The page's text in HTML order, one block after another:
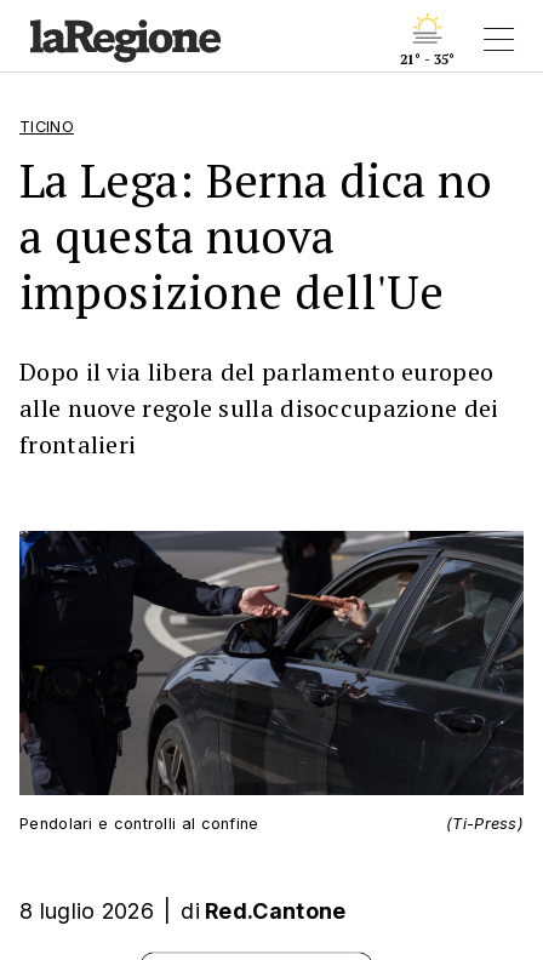
21° - 35°
TICINO
La Lega: Berna dica no
a questa nuova
imposizione dell'Ue
Dopo il via libera del parlamento europeo
alle nuove regole sulla disoccupazione dei
frontalieri
Pendolari e controlli al confine (Ti-Press)
8 luglio 2026 di Red.Cantone